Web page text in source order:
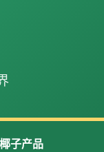
椰子产品